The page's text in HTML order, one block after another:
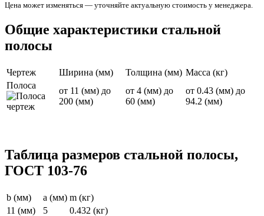
Цена может изменяться — уточняйте актуальную стоимость у менеджера.
Общие характеристики стальной
полосы
Чертеж Ширина (мм) Толщина (мм) Масса (кг)
Полоса
от 11 (мм) до
200 (мм)
от 4 (мм) до
60 (мм)
от 0.43 (мм) до
94.2 (мм)
Таблица размеров стальной полосы,
ГОСТ 103-76
b (мм) a (мм) m (кг)
11 (мм)
5 0.432 (кг)